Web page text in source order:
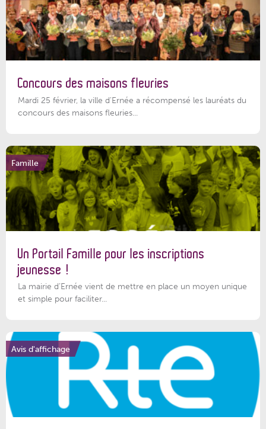
Concours des maisons fleuries
Mardi 25 février, la ville d'Ernée a récompensé les lauréats du
concours des maisons fleuries...
Famille
Un Portail Famille pour les inscriptions
jeunesse !
La mairie d’Ernée vient de mettre en place un moyen unique
et simple pour faciliter...
Avis d'affichage